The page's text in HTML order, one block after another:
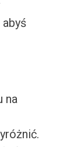
na